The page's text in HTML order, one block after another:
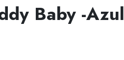
Baby -Azul